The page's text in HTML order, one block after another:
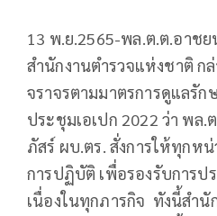
13 พ.ย.2565-พล.ต.ต.อาชย
สำนักงานตำรวจแห่งชาติ ก
จราจรตามมาตรการดูแลรั
ประชุมเอเปก 2022 ว่า พล
ภัสร์ ผบ.ตร. สั่งการให้ทุกห
การปฏิบัติ เพื่อรองรับการป
เนื่องในทุกภารกิจ ทังนี้สำนั